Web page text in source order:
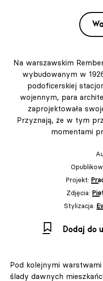
Na warszawskim
wybudowanym w
podoficerskiej
wojennym, para
zaprojektowała
Przyznają, że w tym
momentami
Projekt:
Zdjęcia:
Stylizacja:
Dodaj do
Pod kolejnymi
ślady dawnych